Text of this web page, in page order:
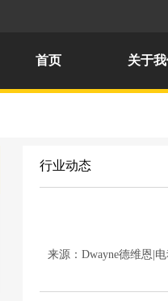
首页 关于
行业动态
来源：Dwayne德维恩|